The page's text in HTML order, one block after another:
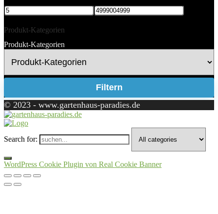
Produkt-Kategorien
Produkt-Kategorien
Filtern
© 2023 - www.gartenhaus-paradies.de
Search for:
WordPress Cookie Plugin von Real Cookie Banner